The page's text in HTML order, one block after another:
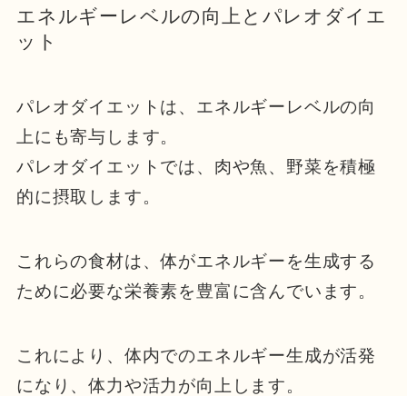
エネルギーレベルの向上とパレオダイエ
ット
パレオダイエットは、エネルギーレベルの向
上にも寄与します。
パレオダイエットでは、肉や魚、野菜を積極
的に摂取します。
これらの食材は、体がエネルギーを生成する
ために必要な栄養素を豊富に含んでいます。
これにより、体内でのエネルギー生成が活発
になり、体力や活力が向上します。